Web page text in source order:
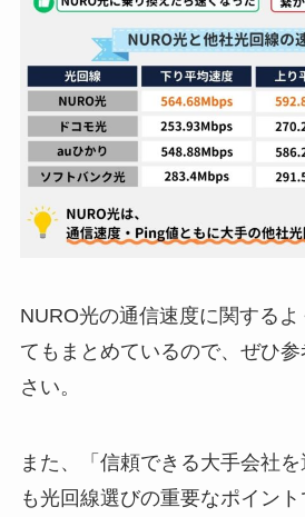
NURO光の通信速度に関する
てもまとめているので、ぜひ
さい。
また、「信頼できる大手会社
も光回線選びの重要なポイン